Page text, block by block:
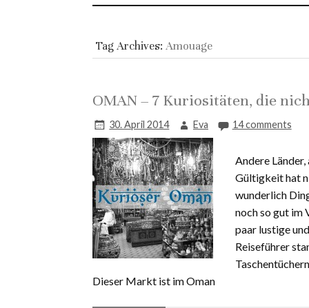
Tag Archives:Amouage
OMAN – 7 Kuriositäten, die
30. April 2014 Eva 14 comments
Andere
Gültigkeit hat
wunderlich
noch so gut im
paar lustige
Reiseführer
Dieser Markt ist im Oman